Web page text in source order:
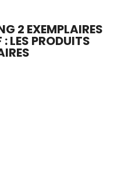
2 EXEMPLAIRES
LES PRODUITS